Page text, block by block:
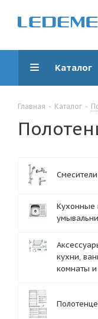
Каталог
Главная - Каталог -
Смесители
Кухонные
кухни,
комнаты и